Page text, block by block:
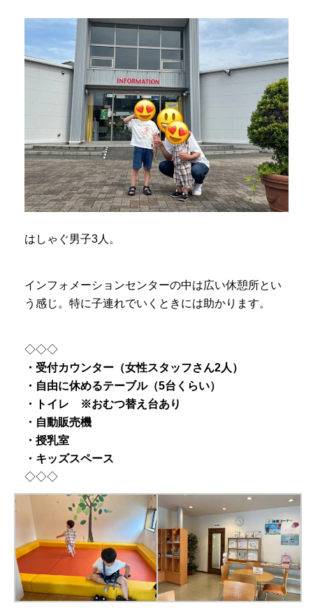
はしゃぐ男子3人。
インフォメーションセンターの中は広い休憩所とい
う感じ。特に子連れでいくときには助かります。
◇◇◇
・受付カウンター（女性スタッフさん2人）
・自由に休めるテーブル（5台くらい）
・トイレ ※おむつ替え台あり
・自動販売機
・授乳室
・キッズスペース
◇◇◇